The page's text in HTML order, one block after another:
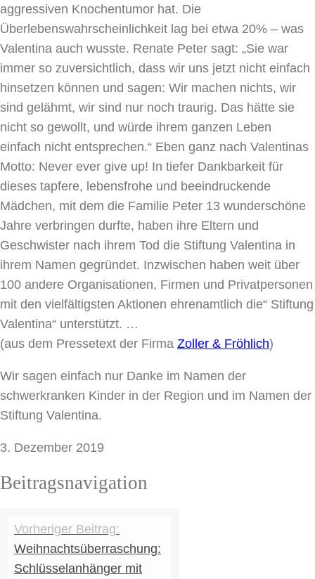
aggressiven Knochentumor hat. Die
Überlebenswahrscheinlichkeit lag bei etwa 20% – was
Valentina auch wusste. Renate Peter sagt: „Sie war
immer so zuversichtlich, dass wir uns jetzt nicht einfach
hinsetzen können und sagen: Wir machen nichts, wir
sind gelähmt, wir sind nur noch traurig. Das hätte sie
nicht so gewollt, und würde ihrem ganzen Leben
einfach nicht entsprechen.“ Eben ganz nach Valentinas
Motto: Never ever give up! In tiefer Dankbarkeit für
dieses tapfere, lebensfrohe und beeindruckende
Mädchen, mit dem die Familie Peter 13 wunderschöne
Jahre verbringen durfte, haben ihre Eltern und
Geschwister nach ihrem Tod die Stiftung Valentina in
ihrem Namen gegründet. Inzwischen haben weit über
100 andere Organisationen, Firmen und Privatpersonen
mit den vielfältigsten Aktionen ehrenamtlich die“ Stiftung
Valentina“ unterstützt. …
(aus dem Pressetext der Firma Zoller & Fröhlich)
Wir sagen einfach nur Danke im Namen der
schwerkranken Kinder in der Region und im Namen der
Stiftung Valentina.
3. Dezember 2019
Beitragsnavigation
Weihnachtsüberraschung:
Schlüsselanhänger mit